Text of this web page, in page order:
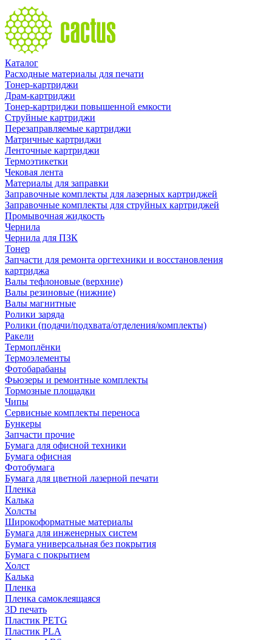
Каталог
Расходные материалы для печати
Тонер-картриджи
Драм-картриджи
Тонер-картриджи повышенной емкости
Струйные картриджи
Перезаправляемые картриджи
Матричные картриджи
Ленточные картриджи
Термоэтикетки
Чековая лента
Материалы для заправки
Заправочные комплекты для лазерных картриджей
Заправочные комплекты для струйных картриджей
Промывочная жидкость
Чернила
Чернила для ПЗК
Тонер
Запчасти для ремонта оргтехники и восстановления
картриджа
Валы тефлоновые (верхние)
Валы резиновые (нижние)
Валы магнитные
Ролики заряда
Ролики (подачи/подхвата/отделения/комплекты)
Ракели
Термоплёнки
Термоэлементы
Фотобарабаны
Фьюзеры и ремонтные комплекты
Тормозные площадки
Чипы
Сервисные комплекты переноса
Бункеры
Запчасти прочие
Бумага для офисной техники
Бумага офисная
Фотобумага
Бумага для цветной лазерной печати
Пленка
Калька
Холсты
Широкоформатные материалы
Бумага для инженерных систем
Бумага универсальная без покрытия
Бумага с покрытием
Холст
Калька
Пленка
Пленка самоклеящаяся
3D печать
Пластик PETG
Пластик PLA